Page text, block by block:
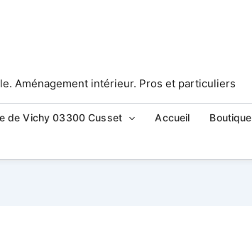
Aménagement intérieur. Pros et particuliers
de Vichy 03300 Cusset Accueil Boutique